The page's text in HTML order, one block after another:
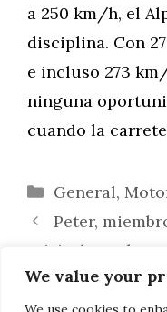
We value your
a 250 km/h, el
disciplina. Con
e incluso 273
ninguna
cuando la
Categorías
General,
Peter,
crisis dura al
trimestre de 2020